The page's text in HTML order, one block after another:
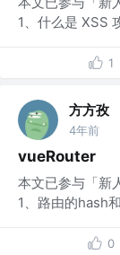
1、什么是 XSS
1
方方孜
4年前
vueRouter
本文已参与「新
1、路由的hash
0